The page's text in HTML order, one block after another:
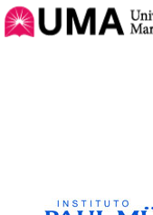
Ir
al
Navegación
de